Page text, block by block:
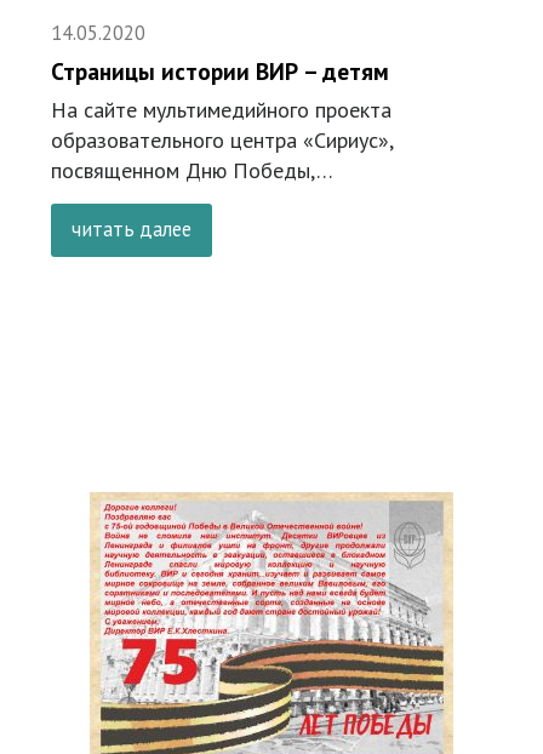
14.05.2020
Страницы истории ВИР – детям
На сайте мультимедийного проекта
образовательного центра «Сириус»,
посвященном Дню Победы,…
читать далее